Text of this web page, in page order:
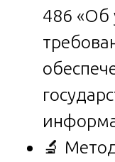
486 «Об
🔬